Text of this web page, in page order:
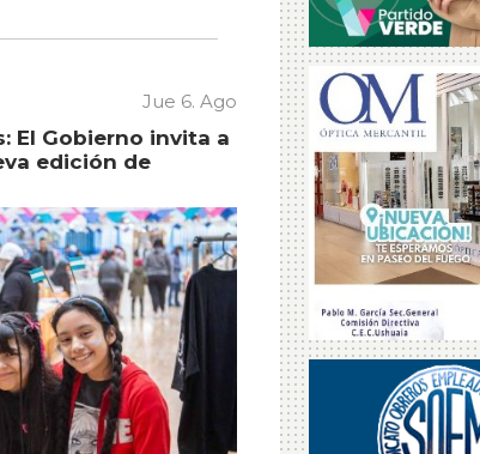
Jue 6. Ago
El Gobierno invita a
edición de